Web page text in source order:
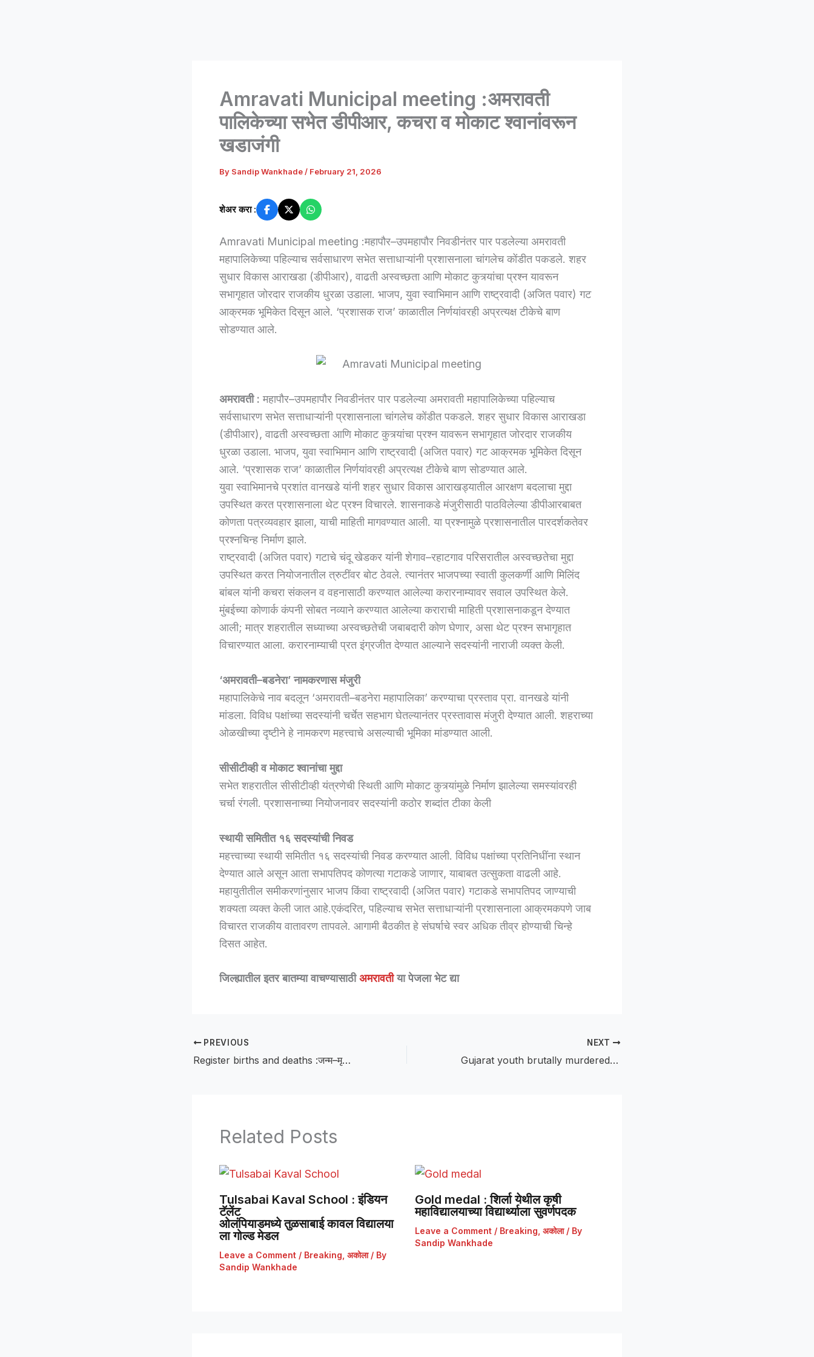
Amravati Municipal meeting :अमरावती
पालिकेच्या सभेत डीपीआर, कचरा व मोकाट श्वानांवरून
खडाजंगी
By Sandip Wankhade / February 21, 2026
शेअर करा :
Amravati Municipal meeting :महापौर–उपमहापौर निवडीनंतर पार पडलेल्या अमरावती
महापालिकेच्या पहिल्याच सर्वसाधारण सभेत सत्ताधाऱ्यांनी प्रशासनाला चांगलेच कोंडीत पकडले. शहर
सुधार विकास आराखडा (डीपीआर), वाढती अस्वच्छता आणि मोकाट कुत्र्यांचा प्रश्न यावरून
सभागृहात जोरदार राजकीय धुरळा उडाला. भाजप, युवा स्वाभिमान आणि राष्ट्रवादी (अजित पवार) गट
आक्रमक भूमिकेत दिसून आले. ‘प्रशासक राज’ काळातील निर्णयांवरही अप्रत्यक्ष टीकेचे बाण
सोडण्यात आले.
अमरावती : महापौर–उपमहापौर निवडीनंतर पार पडलेल्या अमरावती महापालिकेच्या पहिल्याच
सर्वसाधारण सभेत सत्ताधाऱ्यांनी प्रशासनाला चांगलेच कोंडीत पकडले. शहर सुधार विकास आराखडा
(डीपीआर), वाढती अस्वच्छता आणि मोकाट कुत्र्यांचा प्रश्न यावरून सभागृहात जोरदार राजकीय
धुरळा उडाला. भाजप, युवा स्वाभिमान आणि राष्ट्रवादी (अजित पवार) गट आक्रमक भूमिकेत दिसून
आले. ‘प्रशासक राज’ काळातील निर्णयांवरही अप्रत्यक्ष टीकेचे बाण सोडण्यात आले.
युवा स्वाभिमानचे प्रशांत वानखडे यांनी शहर सुधार विकास आराखड्यातील आरक्षण बदलाचा मुद्दा
उपस्थित करत प्रशासनाला थेट प्रश्न विचारले. शासनाकडे मंजुरीसाठी पाठविलेल्या डीपीआरबाबत
कोणता पत्रव्यवहार झाला, याची माहिती मागवण्यात आली. या प्रश्नामुळे प्रशासनातील पारदर्शकतेवर
प्रश्नचिन्ह निर्माण झाले.
राष्ट्रवादी (अजित पवार) गटाचे चंदू खेडकर यांनी शेगाव–रहाटगाव परिसरातील अस्वच्छतेचा मुद्दा
उपस्थित करत नियोजनातील त्रुटींवर बोट ठेवले. त्यानंतर भाजपच्या स्वाती कुलकर्णी आणि मिलिंद
बांबल यांनी कचरा संकलन व वहनासाठी करण्यात आलेल्या करारनाम्यावर सवाल उपस्थित केले.
मुंबईच्या कोणार्क कंपनी सोबत नव्याने करण्यात आलेल्या कराराची माहिती प्रशासनाकडून देण्यात
आली; मात्र शहरातील सध्याच्या अस्वच्छतेची जबाबदारी कोण घेणार, असा थेट प्रश्न सभागृहात
विचारण्यात आला. करारनाम्याची प्रत इंग्रजीत देण्यात आल्याने सदस्यांनी नाराजी व्यक्त केली.
‘अमरावती–बडनेरा’ नामकरणास मंजुरी
महापालिकेचे नाव बदलून ‘अमरावती–बडनेरा महापालिका’ करण्याचा प्रस्ताव प्रा. वानखडे यांनी
मांडला. विविध पक्षांच्या सदस्यांनी चर्चेत सहभाग घेतल्यानंतर प्रस्तावास मंजुरी देण्यात आली. शहराच्या
ओळखीच्या दृष्टीने हे नामकरण महत्त्वाचे असल्याची भूमिका मांडण्यात आली.
सीसीटीव्ही व मोकाट श्वानांचा मुद्दा
सभेत शहरातील सीसीटीव्ही यंत्रणेची स्थिती आणि मोकाट कुत्र्यांमुळे निर्माण झालेल्या समस्यांवरही
चर्चा रंगली. प्रशासनाच्या नियोजनावर सदस्यांनी कठोर शब्दांत टीका केली
स्थायी समितीत १६ सदस्यांची निवड
महत्त्वाच्या स्थायी समितीत १६ सदस्यांची निवड करण्यात आली. विविध पक्षांच्या प्रतिनिधींना स्थान
देण्यात आले असून आता सभापतिपद कोणत्या गटाकडे जाणार, याबाबत उत्सुकता वाढली आहे.
महायुतीतील समीकरणांनुसार भाजप किंवा राष्ट्रवादी (अजित पवार) गटाकडे सभापतिपद जाण्याची
शक्यता व्यक्त केली जात आहे.एकंदरित, पहिल्याच सभेत सत्ताधाऱ्यांनी प्रशासनाला आक्रमकपणे जाब
विचारत राजकीय वातावरण तापवले. आगामी बैठकीत हे संघर्षाचे स्वर अधिक तीव्र होण्याची चिन्हे
दिसत आहेत.
जिल्ह्यातील इतर बातम्या वाचण्यासाठीअमरावतीया पेजला भेट द्या
PREVIOUS
Register births and deaths :जन्म–मृत्यूची नोंद 21 दिवसांत करा; विलंब टाळा : डॉ. प्रवीण पारिसे यांचे आवाहन
NEXT
Gujarat youth brutally murdered :गुजरातच्या युवकाची भारवाडीत निर्घृण हत्या; महामार्गावर रक्तरंजित थरार
Related Posts
Tulsabai Kaval School : इंडियन
टॅलेंट
ओलंपियाडमध्ये तुळसाबाई कावल विद्यालया
ला गोल्ड मेडल
Leave a Comment / Breaking अकोला/ By
Sandip Wankhade
Gold medal : शिर्ला येथील कृषी
महाविद्यालयाच्या विद्यार्थ्याला सुवर्णपदक
Leave a Comment / Breaking अकोला/ By
Sandip Wankhade